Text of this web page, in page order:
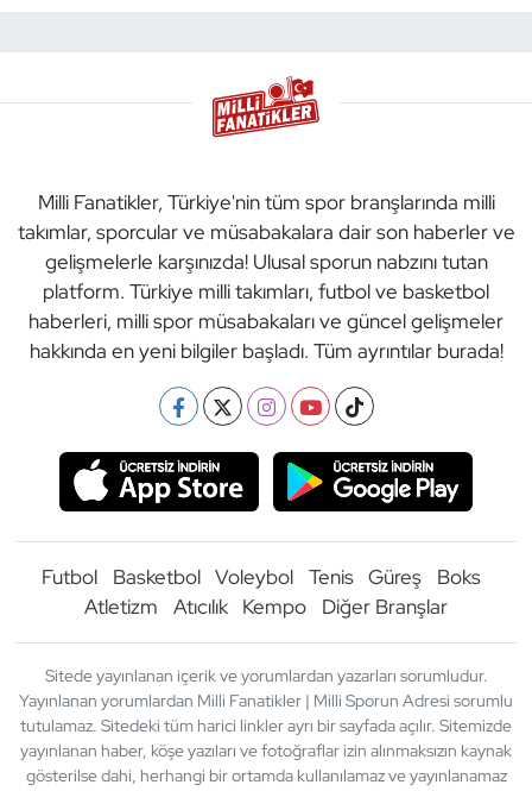
Milli Fanatikler, Türkiye'nin tüm spor branşlarında milli
takımlar, sporcular ve müsabakalara dair son haberler ve
gelişmelerle karşınızda! Ulusal sporun nabzını tutan
platform. Türkiye milli takımları, futbol ve basketbol
haberleri, milli spor müsabakaları ve güncel gelişmeler
hakkında en yeni bilgiler başladı. Tüm ayrıntılar burada!
Futbol Basketbol Voleybol Tenis Güreş
Boks
Atletizm
Atıcılık Kempo Diğer Branşlar
Sitede yayınlanan içerik ve yorumlardan yazarları sorumludur.
Yayınlanan yorumlardan Milli Fanatikler | Milli Sporun Adresi sorumlu
tutulamaz. Sitedeki tüm harici linkler ayrı bir sayfada açılır. Sitemizde
yayınlanan haber, köşe yazıları ve fotoğraflar izin alınmaksızın kaynak
gösterilse dahi, herhangi bir ortamda kullanılamaz ve yayınlanamaz